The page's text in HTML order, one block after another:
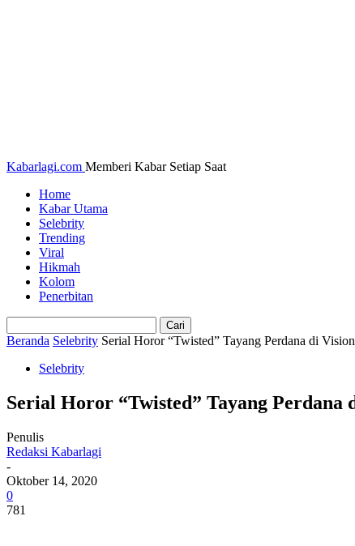
Kabarlagi.com Memberi Kabar Setiap Saat
Home
Kabar Utama
Selebrity
Trending
Viral
Hikmah
Kolom
Penerbitan
Beranda Selebrity Serial Horor “Twisted” Tayang Perdana di
Selebrity
Serial Horor “Twisted” Tayang
Penulis
Redaksi Kabarlagi
-
Oktober 14, 2020
0
781